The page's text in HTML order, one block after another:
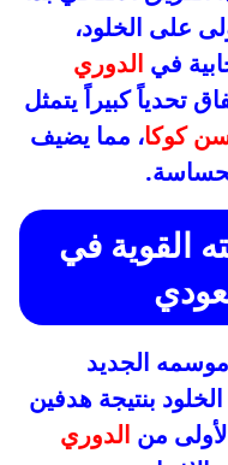
على الخلود،
في الدوري
تحدياً كبيراً يتمثل
كوكا، مما يضيف
القوية في
الجديد
بنتيجة هدفين
الدوري